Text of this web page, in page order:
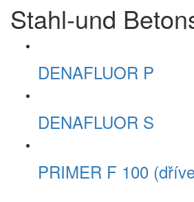
Stahl-und
DENAFLUOR P
DENAFLUOR S
PRIMER F 100